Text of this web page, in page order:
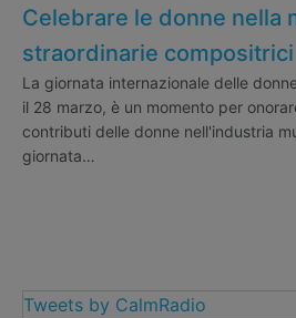
Celebrare le donne nella
straordinarie compositrici
La giornata internazionale delle
il 28 marzo, è un momento per
contributi delle donne nell'industria
giornata…
Tweets by CalmRadio